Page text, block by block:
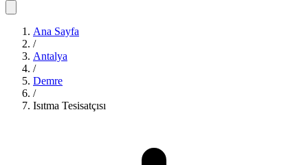
Ana Sayfa
/
Antalya
/
Demre
/
Isıtma Tesisatçısı